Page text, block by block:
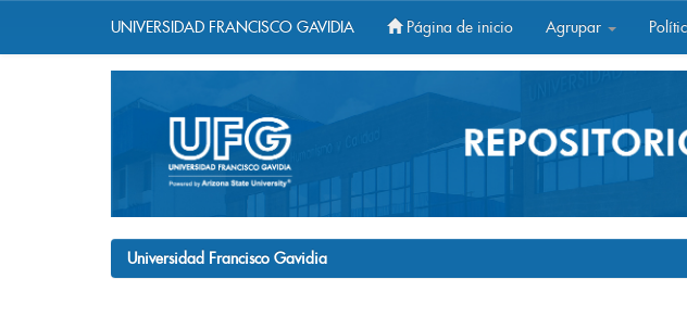
UNIVERSIDAD FRANCISCO GAVIDIA Página de inicio Agrupar
Universidad Francisco Gavidia